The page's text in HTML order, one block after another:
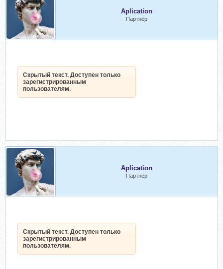
Aplication
Партнёр
Скрытый текст. Доступен только
зарегистрированным
пользователям.
Aplication
Партнёр
Скрытый текст. Доступен только
зарегистрированным
пользователям.